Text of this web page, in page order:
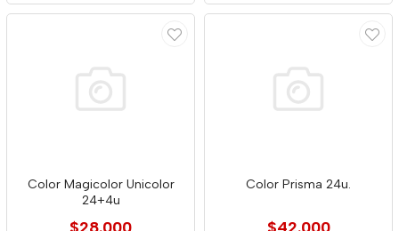
Color Magicolor Unicolor
24+4u
Color Prisma 24u.